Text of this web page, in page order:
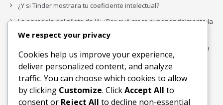
¿Y si Tinder mostrara tu coeficiente intelectual?
La paradoja del piloto de IA: ¿Por qué crece exponencialmente la
complejidad de la IA empresarial?
Los organigramas de marketing se crearon para los canales. La
IA acaba de dejarlos obsoletos.
Buscar
Buscar
We respect your privacy
Cookies help us improve your experience,
deliver personalized content, and analyze
traffic. You can choose which cookies to allow
by clicking Customize. ClickAccept All to
consent or Reject All to decline non-essential